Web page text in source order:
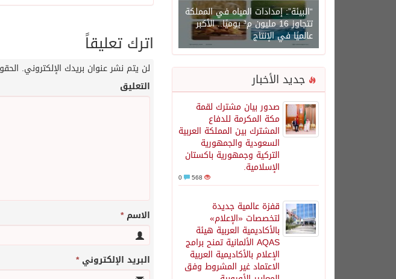
“البيئة”: إمدادات المياه في المملكة
تتجاوز 16 مليون م³ يوميًا.. الأكبر
عالميًا في الإنتاج
جديد الأخبار
صدور بيان مشترك لقمة
مكة المكرمة للدفاع
المشترك بين المملكة العربية
السعودية والجمهورية
التركية وجمهورية باكستان
الإسلامية.
568
قفزة عالمية جديدة
لتخصصات «الإعلام»
بالأكاديمية العربية هيئة
AQAS الألمانية تمنح برامج
الإعلام بالأكاديمية العربية
الاعتماد غير المشروط وفق
اترك تعليقاً
لن يتم نشر عنوان بريدك الإلكتروني.
التعليق
الاسم*
البريد الإلكتروني*